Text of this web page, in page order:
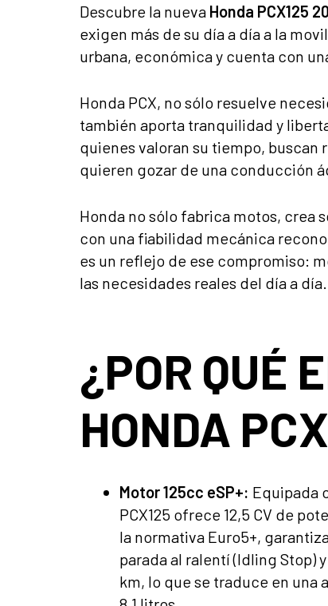
Descubre la nueva Honda PCX125
exigen más de su día a día a la
urbana, económica y cuenta con
Honda PCX, no sólo resuelve
también aporta tranquilidad y
quienes valoran su tiempo, buscan
quieren gozar de una conducción
Honda no sólo fabrica motos, crea
con una fiabilidad mecánica
es un reflejo de ese compromiso:
las necesidades reales del día a día.
¿POR QUÉ
HONDA
Motor 125cc eSP+: Equipada
PCX125 ofrece 12,5 CV de
la normativa Euro5+,
parada al ralentí (Idling Stop)
km, lo que se traduce en una